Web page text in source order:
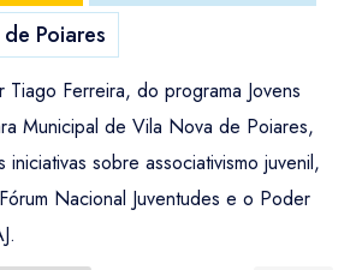
Poiares
Tiago Ferreira, do programa Jovens
Municipal de Vila Nova de Poiares,
iniciativas sobre associativismo juvenil,
Nacional Juventudes e o Poder